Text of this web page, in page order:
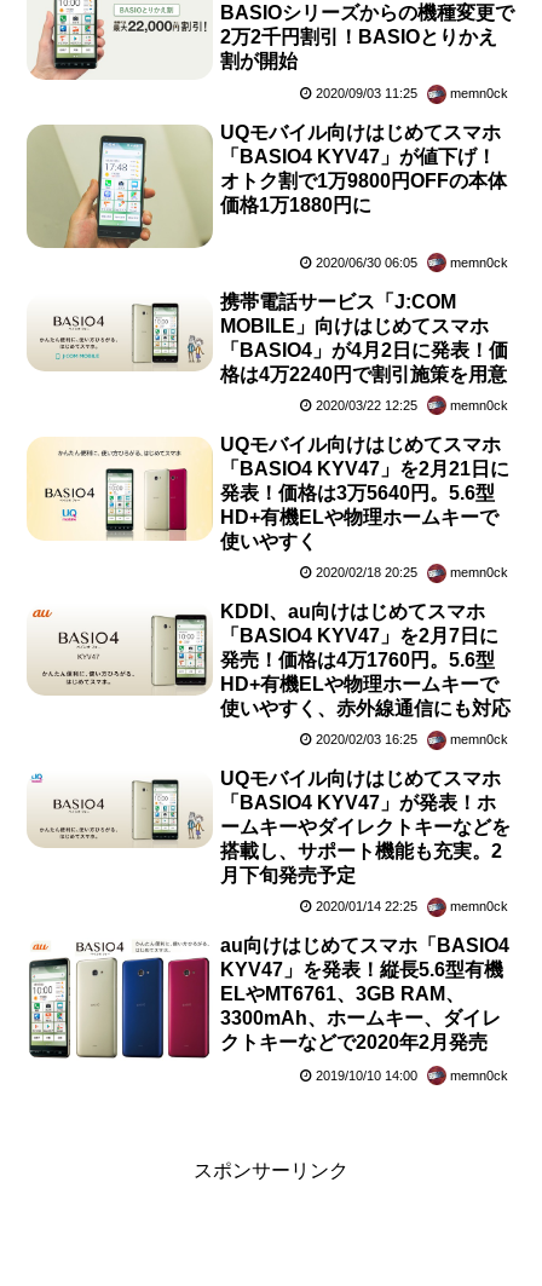
BASIOシリーズからの機種変更で
2万2千円割引！BASIOとりかえ
割が開始
2020/09/03 11:25 memn0ck
UQモバイル向けはじめてスマホ
「BASIO4 KYV47」が値下げ！
オトク割で1万9800円OFFの本体
価格1万1880円に
2020/06/30 06:05 memn0ck
携帯電話サービス「J:COM
MOBILE」向けはじめてスマホ
「BASIO4」が4月2日に発表！価
格は4万2240円で割引施策を用意
2020/03/22 12:25 memn0ck
UQモバイル向けはじめてスマホ
「BASIO4 KYV47」を2月21日に
発表！価格は3万5640円。5.6型
HD+有機ELや物理ホームキーで
使いやすく
2020/02/18 20:25 memn0ck
KDDI、au向けはじめてスマホ
「BASIO4 KYV47」を2月7日に
発売！価格は4万1760円。5.6型
HD+有機ELや物理ホームキーで
使いやすく、赤外線通信にも対応
2020/02/03 16:25 memn0ck
UQモバイル向けはじめてスマホ
「BASIO4 KYV47」が発表！ホ
ームキーやダイレクトキーなどを
搭載し、サポート機能も充実。2
月下旬発売予定
2020/01/14 22:25 memn0ck
au向けはじめてスマホ「BASIO4
KYV47」を発表！縦長5.6型有機
ELやMT6761、3GB RAM、
3300mAh、ホームキー、ダイレ
クトキーなどで2020年2月発売
2019/10/10 14:00 memn0ck
スポンサーリンク